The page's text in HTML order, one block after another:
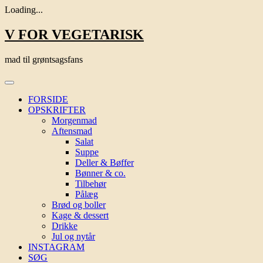
Loading...
Skip
to
V FOR VEGETARISK
mad til grøntsagsfans
FORSIDE
OPSKRIFTER
Morgenmad
Aftensmad
Salat
Suppe
Deller & Bøffer
Bønner & co.
Tilbehør
Pålæg
Brød og boller
Kage & dessert
Drikke
Jul og nytår
INSTAGRAM
SØG